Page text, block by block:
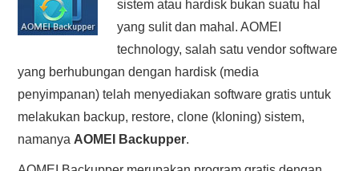
HASIL PENCARIAN
sistem atau hardisk bukan suatu hal
yang sulit dan mahal. AOMEI
technology, salah satu vendor software
yang berhubungan dengan hardisk (media
penyimpanan) telah menyediakan software gratis untuk
melakukan backup, restore, clone (kloning) sistem,
namanya AOMEI Backupper.